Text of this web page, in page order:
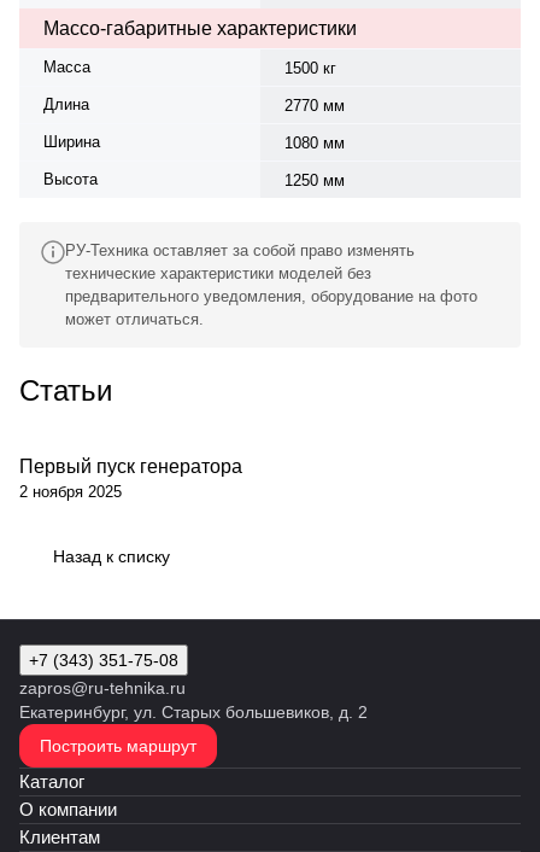
Массо-габаритные характеристики
Масса
1500 кг
Длина
2770 мм
Ширина
1080 мм
Высота
1250 мм
РУ-Техника оставляет за собой право изменять
технические характеристики моделей без
предварительного уведомления, оборудование на фото
может отличаться.
Статьи
Обсуживание
Первый пуск генератора
2 ноября 2025
Назад к списку
+7 (343) 351-75-08
zapros@ru-tehnika.ru
Екатеринбург, ул. Старых большевиков, д. 2
Построить маршрут
Каталог
О компании
Клиентам